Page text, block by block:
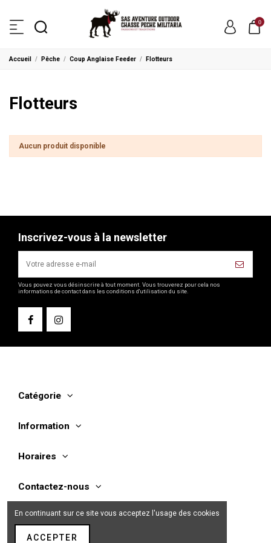
0
Accueil Pêche Coup Anglaise Feeder Flotteurs
Flotteurs
Aucun produit disponible
Inscrivez-vous à la newsletter
Vous pouvez vous désinscrire à tout moment. Vous trouverez pour cela nos
informations de contact dans les conditions d'utilisation du site.
Catégorie
Information
Horaires
Contactez-nous
En continuant sur ce site vous acceptez l'usage des cookies
ACCEPTER